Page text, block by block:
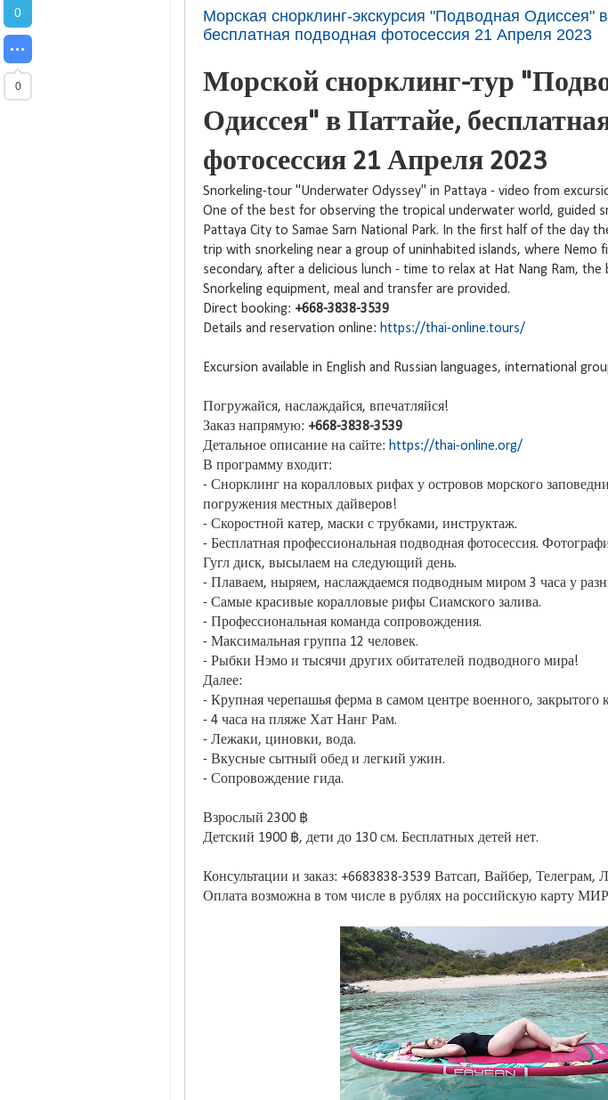
Морская снорклинг-экскурсия "Подводная Одиссея"
бесплатная подводная фотосессия 21 Апреля 2023
Морской снорклинг-тур
Одиссея" в Паттайе,
фотосессия 21 Апреля 2023
Snorkeling-tour "Underwater Odyssey" in Pattaya - video from
One of the best for observing the tropical underwater world, guided
Pattaya City to Samae Sarn National Park. In the first half of the day
trip with snorkeling near a group of uninhabited islands, where Nemo
secondary, after a delicious lunch - time to relax at Hat Nang Ram, the
Snorkeling equipment, meal and transfer are provided.
Direct booking: +668-3838-3539
Details and reservation online: https://thai-online.tours/
Excursion available in English and Russian languages, international
Погружайся, наслаждайся, впечатляйся!
Заказ напрямую: +668-3838-3539
Детальное описание на сайте: https://thai-online.org/
В программу входит:
- Снорклинг на коралловых рифах у островов морского
погружения местных дайверов!
- Скоростной катер, маски с трубками, инструктаж.
- Бесплатная профессиональная подводная фотосессия.
Гугл диск, высылаем на следующий день.
- Плаваем, ныряем, наслаждаемся подводным миром 3 часа у
- Самые красивые коралловые рифы Сиамского залива.
- Профессиональная команда сопровождения.
- Максимальная группа 12 человек.
- Рыбки Нэмо и тысячи других обитателей подводного мира!
Далее:
- Крупная черепашья ферма в самом центре военного, закрытого
- 4 часа на пляже Хат Нанг Рам.
- Лежаки, циновки, вода.
- Вкусные сытный обед и легкий ужин.
- Сопровождение гида.
Взрослый 2300 ฿
Детский 1900 ฿, дети до 130 см. Бесплатных детей нет.
Консультации и заказ: +6683838-3539 Ватсап, Вайбер,
Оплата возможна в том числе в рублях на российскую карту
0
0